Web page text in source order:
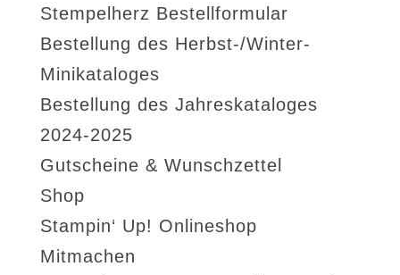
Stempelherz Bestellformular
Bestellung des Herbst-/Winter-
Minikataloges
Bestellung des Jahreskataloges
2024-2025
Gutscheine & Wunschzettel
Shop
Stampin‘ Up! Onlineshop
Mitmachen